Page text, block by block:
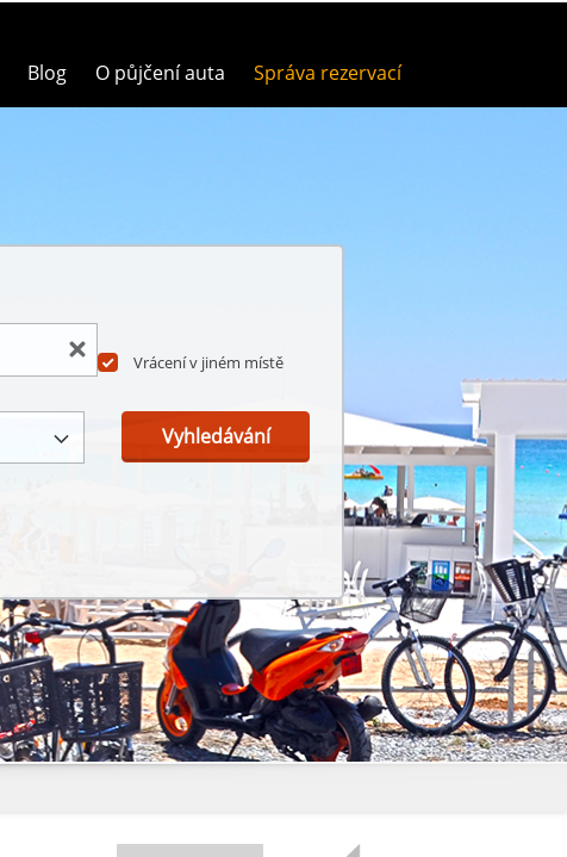
Blog O půjčení auta Správa rezervací
Vrácení v jiném místě
Vyhledávání